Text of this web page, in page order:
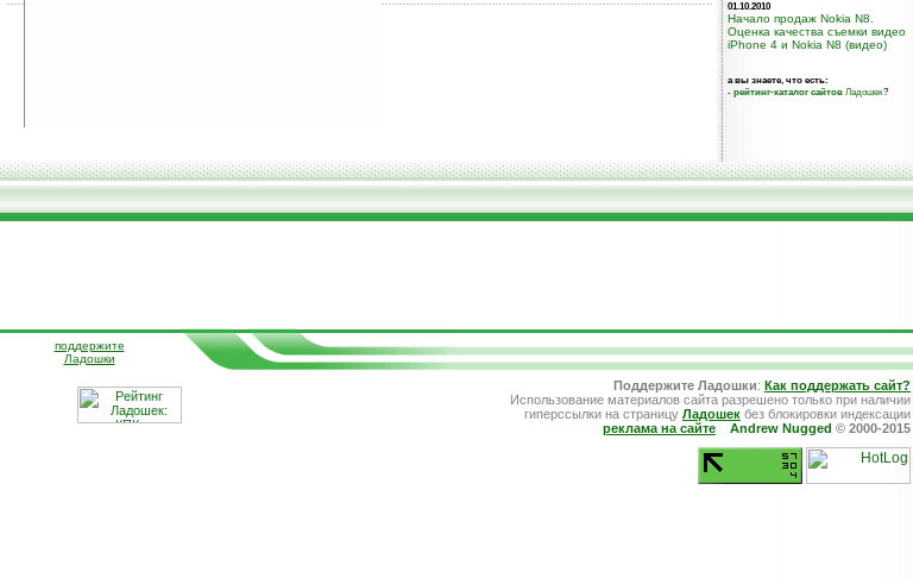
01.10.2010
Начало продаж Nokia N8.
Оценка качества съемки видео
iPhone 4 и Nokia N8 (видео)
а вы знаете, что есть:
- рейтинг-каталог сайтов Ладошек?
поддержите
Ладошки
Поддержите Ладошки: Как поддержать сайт?
Использование материалов сайта разрешено только при наличии
гиперссылки на страницу Ладошек без блокировки индексации
реклама на сайте
Andrew Nugged © 2000-2015